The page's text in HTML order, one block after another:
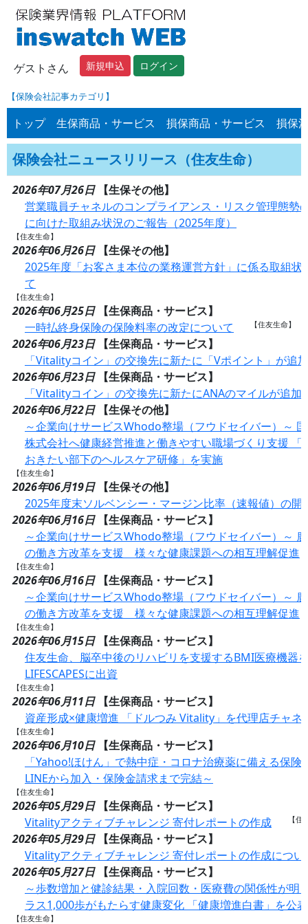
ゲストさん 新規申込 ログイン
【保険会社記事カテゴリ】
トップ 生保商品・サービス 損保商品・サービス 損保
保険会社ニュースリリース（住友生命）
2026年07月26日
【生保その他】
営業職員チャネルのコンプライアンス・リスク管理態勢
に向けた取組み状況のご報告（2025年度）
【住友生命】
2026年06月26日
【生保その他】
2025年度「お客さま本位の業務運営方針」に係る取組状
て
【住友生命】
2026年06月25日
【生保商品・サービス】
一時払終身保険の保険料率の改定について
【住友生命】
2026年06月23日
【生保商品・サービス】
「Vitalityコイン」の交換先に新たに「Vポイント」が追加
2026年06月23日
【生保商品・サービス】
「Vitalityコイン」の交換先に新たにANAのマイルが追加
2026年06月22日
【生保その他】
～企業向けサービスWhodo整場（フウドセイバー）～
株式会社へ健康経営推進と働きやすい職場づくり支援 「
おきたい部下のヘルスケア研修」を実施
【住友生命】
2026年06月19日
【生保その他】
2025年度末ソルベンシー・マージン比率（速報値）の開
2026年06月16日
【生保商品・サービス】
～企業向けサービスWhodo整場（フウドセイバー）～
の働き方改革を支援 様々な健康課題への相互理解促進
【住友生命】
2026年06月16日
【生保商品・サービス】
～企業向けサービスWhodo整場（フウドセイバー）～
の働き方改革を支援 様々な健康課題への相互理解促進
【住友生命】
2026年06月15日
【生保商品・サービス】
住友生命、脳卒中後のリハビリを支援するBMI医療機器
LIFESCAPESに出資
【住友生命】
2026年06月11日
【生保商品・サービス】
資産形成×健康増進 「ドルつみ Vitality」を代理店チャネ
【住友生命】
2026年06月10日
【生保商品・サービス】
「Yahoo!ほけん」で熱中症・コロナ治療薬に備える保険
LINEから加入・保険金請求まで完結～
【住友生命】
2026年05月29日
【生保商品・サービス】
Vitalityアクティブチャレンジ 寄付レポートの作成
【
2026年05月29日
【生保商品・サービス】
Vitalityアクティブチャレンジ 寄付レポートの作成につい
2026年05月27日
【生保商品・サービス】
～歩数増加と健診結果・入院回数・医療費の関係性が明
ラス1,000歩がもたらす健康変化 「健康増進白書」を公表
【住友生命】